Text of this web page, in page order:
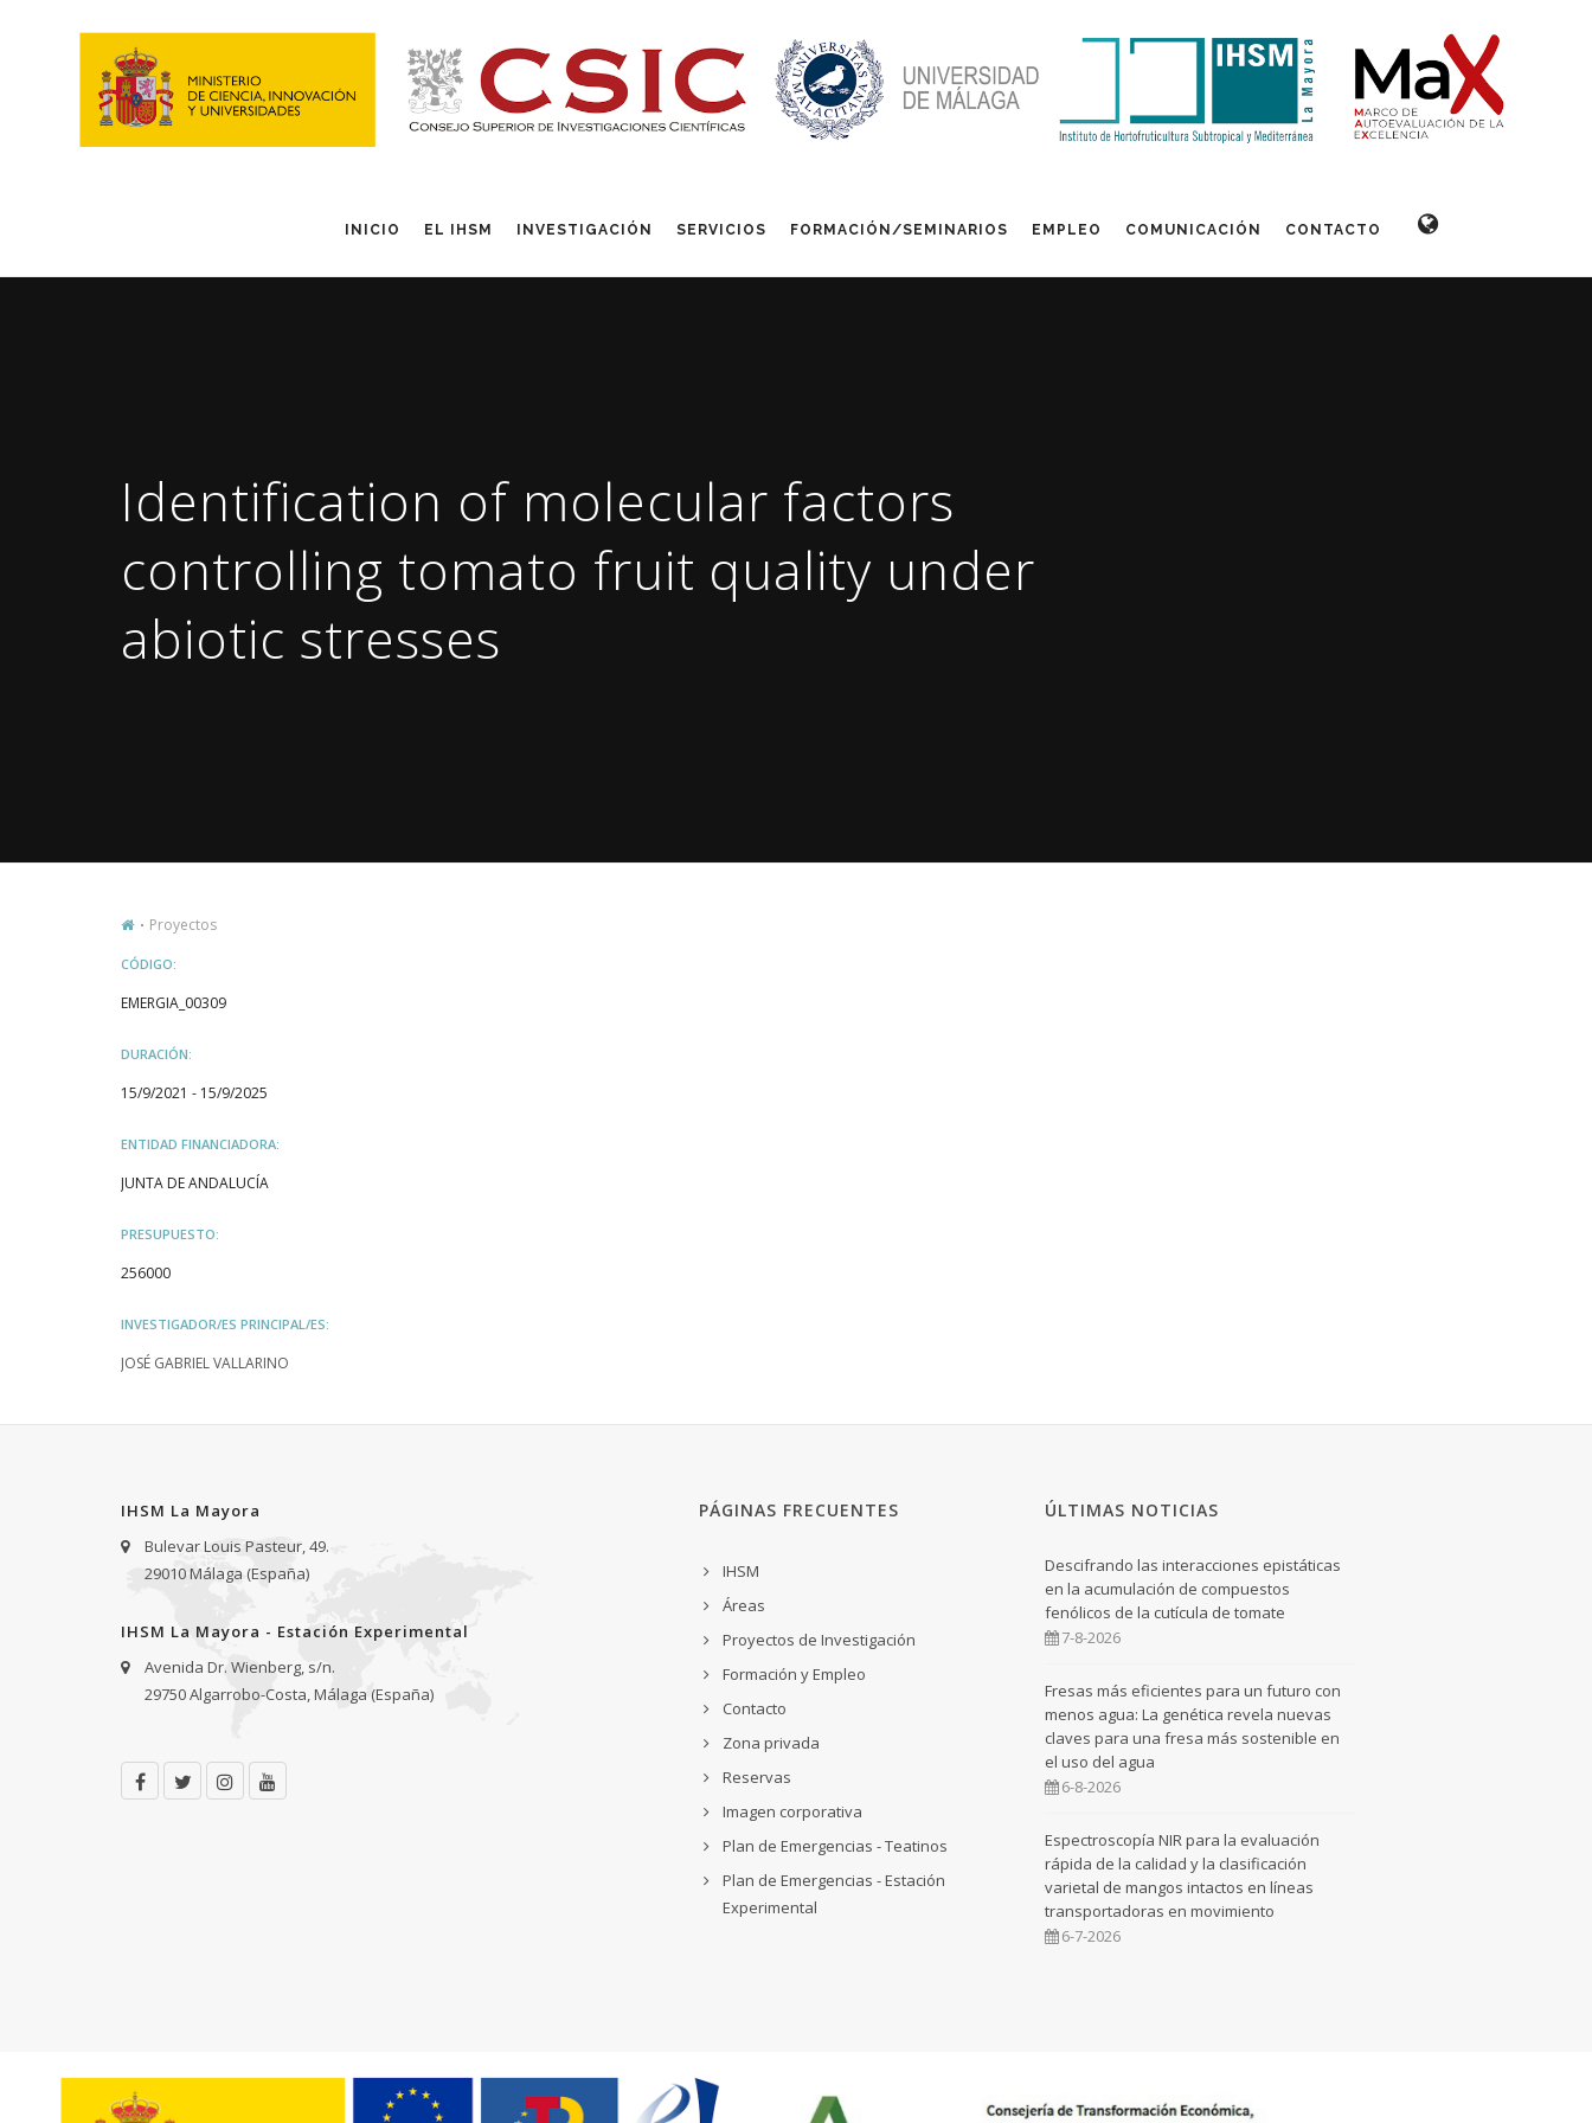
INICIO EL IHSM INVESTIGACIÓN SERVICIOS FORMACIÓN/SEMINARIOS EMPLEO COMUNICACIÓN CONTACTO
Identification of molecular factors
controlling tomato fruit quality under
abiotic stresses
Proyectos
CÓDIGO:
EMERGIA_00309
DURACIÓN:
15/9/2021 - 15/9/2025
ENTIDAD FINANCIADORA:
JUNTA DE ANDALUCÍA
PRESUPUESTO:
256000
INVESTIGADOR/ES PRINCIPAL/ES:
JOSÉ GABRIEL VALLARINO
IHSM La Mayora
Bulevar Louis Pasteur, 49.
29010 Málaga (España)
IHSM La Mayora - Estación Experimental
Avenida Dr. Wienberg, s/n.
29750 Algarrobo-Costa, Málaga (España)
PÁGINAS FRECUENTES
IHSM
Áreas
Proyectos de Investigación
Formación y Empleo
Contacto
Zona privada
Reservas
Imagen corporativa
Plan de Emergencias - Teatinos
Plan de Emergencias - Estación
Experimental
ÚLTIMAS NOTICIAS
Descifrando las interacciones epistáticas
en la acumulación de compuestos
fenólicos de la cutícula de tomate
7-8-2026
Fresas más eficientes para un futuro con
menos agua: La genética revela nuevas
claves para una fresa más sostenible en
el uso del agua
6-8-2026
Espectroscopía NIR para la evaluación
rápida de la calidad y la clasificación
varietal de mangos intactos en líneas
transportadoras en movimiento
6-7-2026